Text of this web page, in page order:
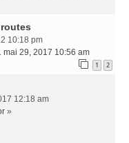
10:18 pm
mai 29, 2017 10:56 am
1 2
12:18 am
»